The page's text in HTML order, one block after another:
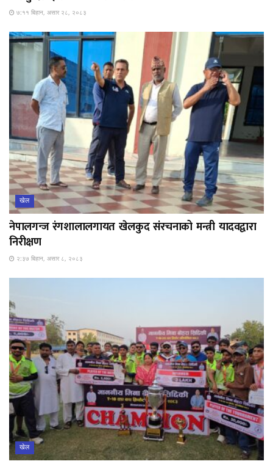
७:११ बिहान, असार २८, २०८३
खेल
नेपालगन्ज रंगशालालगायत खेलकुद संरचनाको मन्त्री यादवद्वारा
निरीक्षण
२:३७ बिहान, असार ८, २०८३
खेल